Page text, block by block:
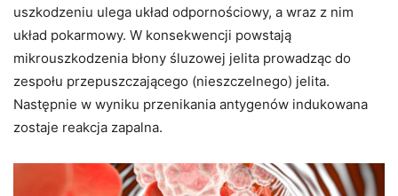
uszkodzeniu ulega układ odpornościowy, a wraz z nim
układ pokarmowy. W konsekwencji powstają
mikrouszkodzenia błony śluzowej jelita prowadząc do
zespołu przepuszczającego (nieszczelnego) jelita.
Następnie w wyniku przenikania antygenów indukowana
zostaje reakcja zapalna.